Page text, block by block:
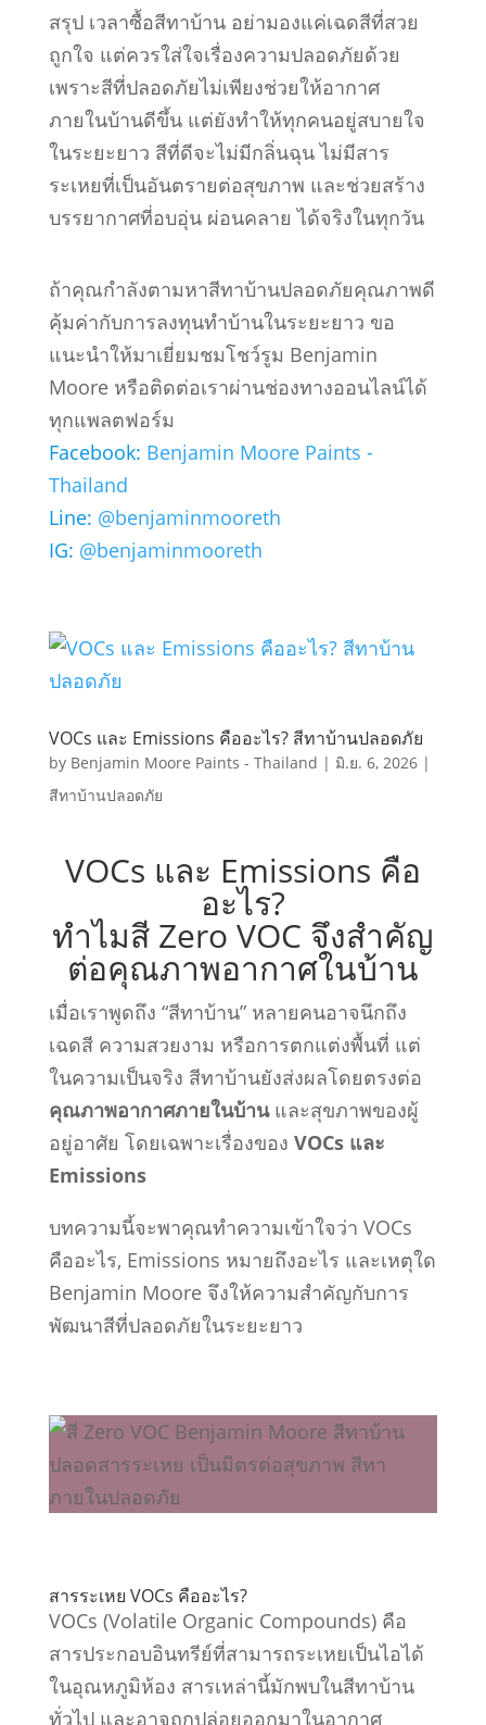
สรุป เวลาซื้อสีทาบ้าน อย่ามองแค่เฉดสีที่สวย
ถูกใจ แต่ควรใส่ใจเรื่องความปลอดภัยด้วย
เพราะสีที่ปลอดภัยไม่เพียงช่วยให้อากาศ
ภายในบ้านดีขึ้น แต่ยังทำให้ทุกคนอยู่สบายใจ
ในระยะยาว สีที่ดีจะไม่มีกลิ่นฉุน ไม่มีสาร
ระเหยที่เป็นอันตรายต่อสุขภาพ และช่วยสร้าง
บรรยากาศที่อบอุ่น ผ่อนคลาย ได้จริงในทุกวัน
ถ้าคุณกำลังตามหาสีทาบ้านปลอดภัยคุณภาพดี
คุ้มค่ากับการลงทุนทำบ้านในระยะยาว ขอ
แนะนำให้มาเยี่ยมชมโชว์รูม Benjamin
Moore หรือติดต่อเราผ่านช่องทางออนไลน์ได้
ทุกแพลตฟอร์ม
Facebook: Benjamin Moore Paints -
Thailand
Line: @benjaminmooreth
IG: @benjaminmooreth
VOCs และ Emissions คืออะไร? สีทาบ้านปลอดภัย
by Benjamin Moore Paints - Thailand | มิ.ย. 6, 2026|
สีทาบ้านปลอดภัย
VOCs และ Emissions คือ
อะไร?
ทำไมสี Zero VOC จึงสำคัญ
ต่อคุณภาพอากาศในบ้าน
เมื่อเราพูดถึง “สีทาบ้าน” หลายคนอาจนึกถึง
เฉดสี ความสวยงาม หรือการตกแต่งพื้นที่ แต่
ในความเป็นจริง สีทาบ้านยังส่งผลโดยตรงต่อ
คุณภาพอากาศภายในบ้านและสุขภาพของผู้
อยู่อาศัย โดยเฉพาะเรื่องของ VOCs และ
Emissions
บทความนี้จะพาคุณทำความเข้าใจว่า VOCs
คืออะไร, Emissions หมายถึงอะไร และเหตุใด
Benjamin Moore จึงให้ความสำคัญกับการ
พัฒนาสีที่ปลอดภัยในระยะยาว
สารระเหย VOCs คืออะไร?
VOCs (Volatile Organic Compounds) คือ
สารประกอบอินทรีย์ที่สามารถระเหยเป็นไอได้
ในอุณหภูมิห้อง สารเหล่านี้มักพบในสีทาบ้าน
ทั่วไป และอาจถูกปล่อยออกมาในอากาศ